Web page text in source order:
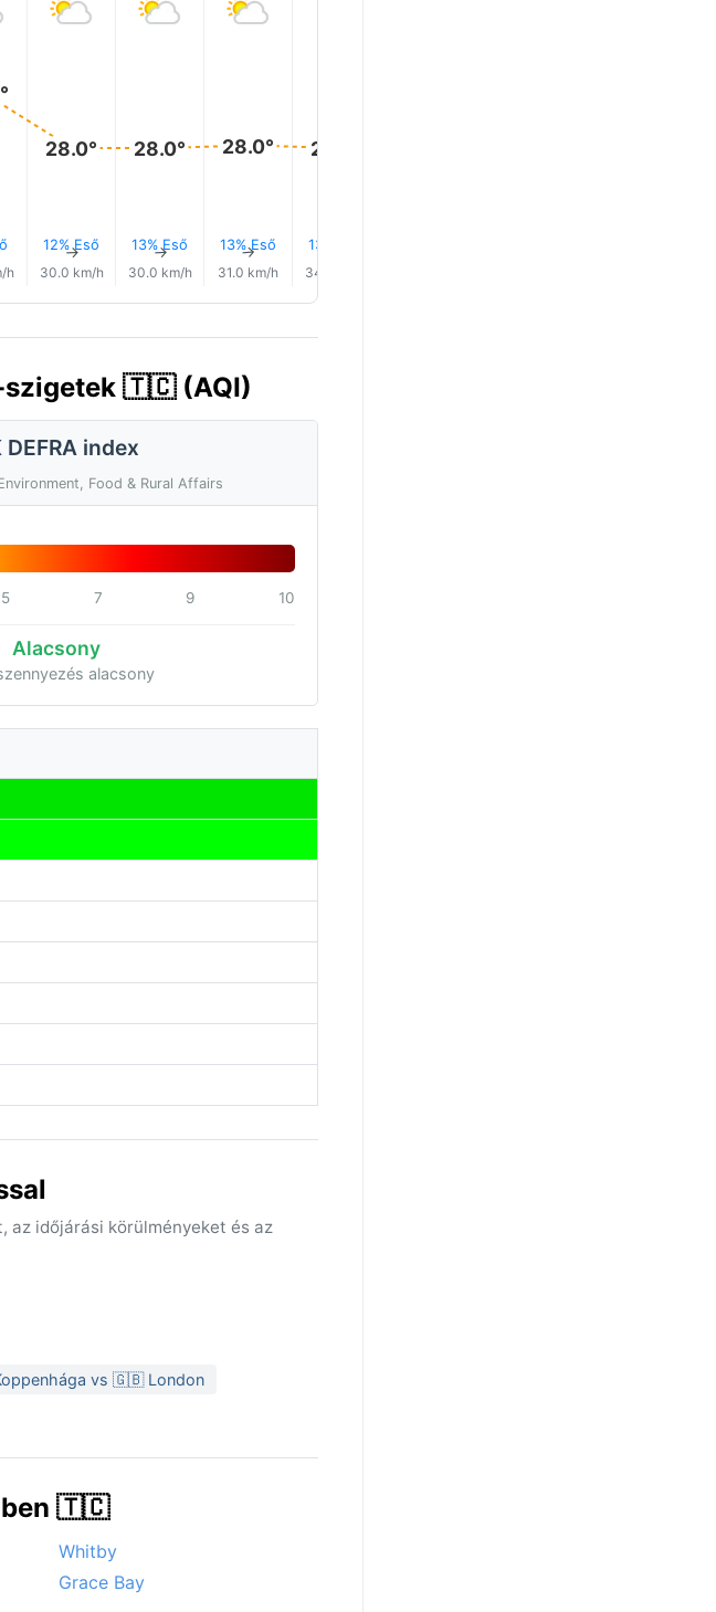
h
28.0°
12% Eső
↑
30.0 km/h
28.0°
13% Eső
↑
30.0 km/h
28.0°
13% Eső
↑
31.0 km/h
28.0°
13% Eső
34.0 km/h
szigetek 🇹🇨 (AQI)
DEFRA index
Food & Rural Affairs
5 7 9 10
Alacsony
alacsony
az időjárási körülményeket és az
vs 🇬🇧 London
ben 🇹🇨
Whitby
Grace Bay